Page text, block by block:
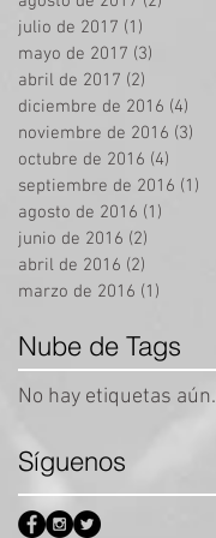
julio de 2017 (1)
mayo de 2017 (3)
abril de 2017 (2)
diciembre de 2016 (4)
noviembre de 2016 (3)
octubre de 2016 (4)
septiembre de 2016 (1)
agosto de 2016 (1)
junio de 2016 (2)
abril de 2016 (2)
marzo de 2016 (1)
Nube de Tags
No hay etiquetas aún.
Síguenos